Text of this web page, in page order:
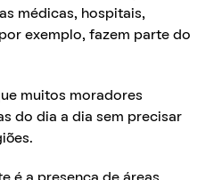
médicas, hospitais,
exemplo, fazem parte do
muitos moradores
do dia a dia sem precisar